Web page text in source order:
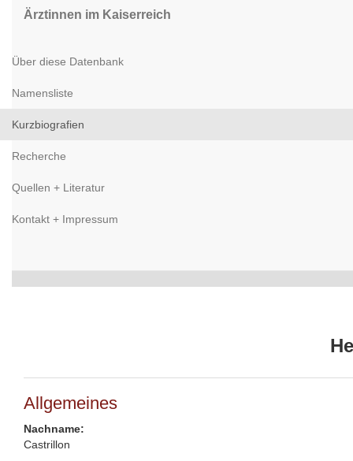
Ärztinnen im Kaiserreich
Über diese Datenbank
Namensliste
Kurzbiografien
Recherche
Quellen + Literatur
Kontakt + Impressum
Allgemeines
Nachname:
Castrillon